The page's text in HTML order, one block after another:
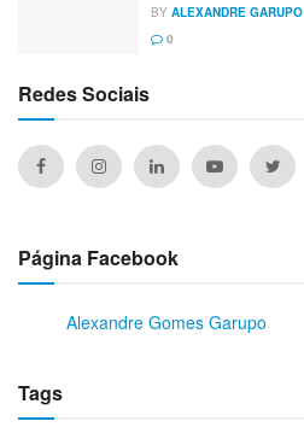
BY ALEXANDRE GARUPO
0
Redes Sociais
Página Facebook
Alexandre Gomes Garupo
Tags